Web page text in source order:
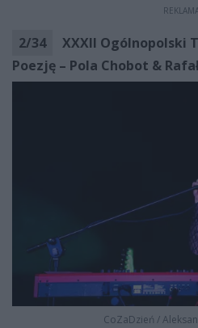
2/34
XXXII Ogólnopolski
Poezję – Pola Chobot &
CoZaDzień /